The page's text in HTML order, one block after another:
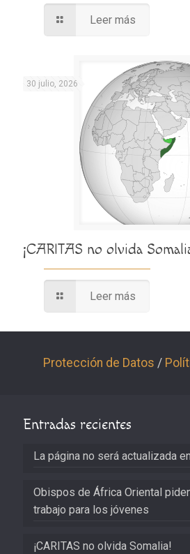
Leer más
30 julio, 2026
¡CARITAS no olvida
Leer más
Protección de Datos /
Entradas recientes
La página no será actualizada
Obispos de África Oriental
trabajo para los jóvenes
¡CARITAS no olvida Somalia!